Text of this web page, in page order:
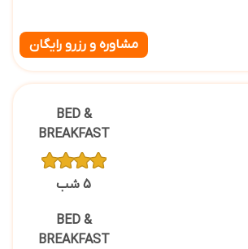
مشاوره و رزرو رایگان
BED &
BREAKFAST
5 شب
BED &
BREAKFAST